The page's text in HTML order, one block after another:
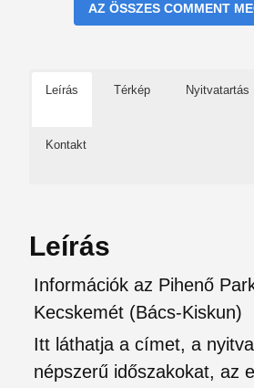
AZ ÖSSZES COMMENT
Leírás Térkép Nyitvatartás
Kontakt
Leírás
Információk az Pihenő
Kecskemét (Bács-Kiskun)
Itt láthatja a címet, a
népszerű időszakokat, az